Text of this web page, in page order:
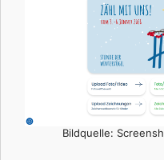
Bildquelle: